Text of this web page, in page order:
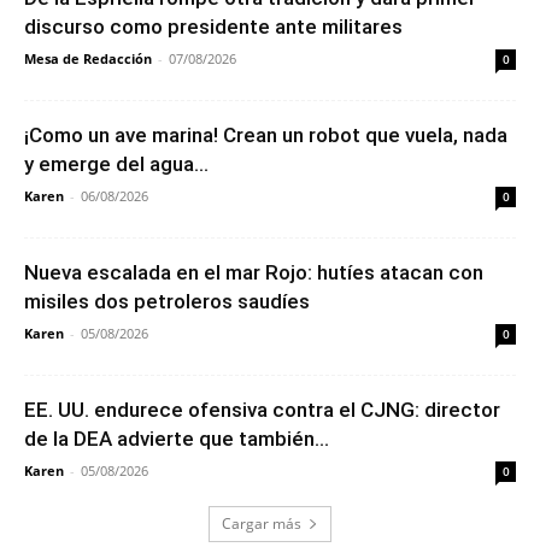
discurso como presidente ante militares
Mesa de Redacción - 07/08/2026 0
¡Como un ave marina! Crean un robot que vuela, nada
y emerge del agua...
Karen - 06/08/2026 0
Nueva escalada en el mar Rojo: hutíes atacan con
misiles dos petroleros saudíes
Karen - 05/08/2026 0
EE. UU. endurece ofensiva contra el CJNG: director
de la DEA advierte que también...
Karen - 05/08/2026 0
Cargar más